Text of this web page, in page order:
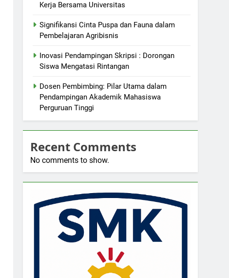
Kerja Bersama Universitas
Signifikansi Cinta Puspa dan Fauna dalam
Pembelajaran Agribisnis
Inovasi Pendampingan Skripsi : Dorongan
Siswa Mengatasi Rintangan
Dosen Pembimbing: Pilar Utama dalam
Pendampingan Akademik Mahasiswa
Perguruan Tinggi
Recent Comments
No comments to show.